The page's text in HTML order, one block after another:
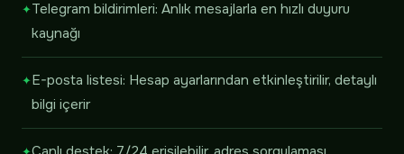
Telegram bildirimleri: Anlık mesajlarla en hızlı duyuru
kaynağı
E-posta listesi: Hesap ayarlarından etkinleştirilir, detaylı
bilgi içerir